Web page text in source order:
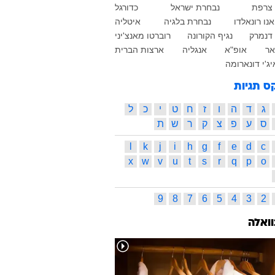
צרפת נבחרת ישראל
כדורגל
רונאלדו
נבחרת בלגיה
איטליה
דנמרק
נגיף הקורונה
רוברטו מאנצ'יני
אופ"א אנגליה
ארצות הברית
דונארומה
תגיות
ג ד ה ו ז ח ט י כ
ל
ס
ע פ צ ק ר ש ת
c
d
e
f
g
h
i
j
k
o
p
q
r
s
t
u
v
w
x
2
3
4
5
6
7
8
9